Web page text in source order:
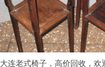
大连老式椅子，高价回收，欢